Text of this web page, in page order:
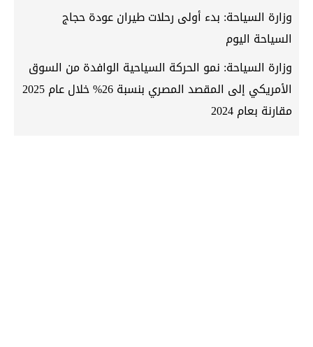
وزارة السياحة: بدء أولى رحلات طيران عودة حجاج
السياحة اليوم
وزارة السياحة: نمو الحركة السياحية الوافدة من السوق
الأمريكي إلى المقصد المصري بنسبة 26% خلال عام 2025
مقارنة بعام 2024